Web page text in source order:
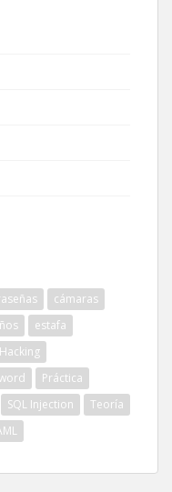
cámaras
estafa
Hacking
Práctica
SQL Injection
Teoría